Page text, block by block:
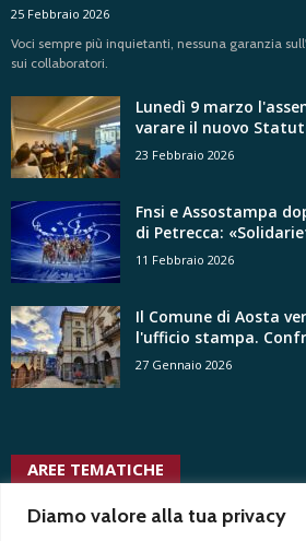
Diamo valore alla tua privacy
25 Febbraio 2026
Voci sempre più inquietanti, nessuna garanzia
sui collaboratori.
Lunedì 9 marzo
varare il nuovo
23 Febbraio 2026
Fnsi e Assostampa
di Petrecca:
11 Febbraio 2026
Il Comune di Aosta
l'ufficio stampa.
27 Gennaio 2026
AREE TEMATICHE